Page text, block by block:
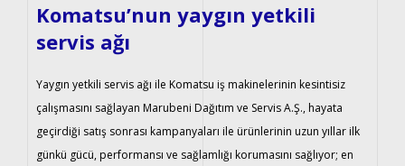
Komatsu’nun yaygın yetkili
servis ağı
Yaygın yetkili servis ağı ile Komatsu iş makinelerinin kesintisiz
çalışmasını sağlayan Marubeni Dağıtım ve Servis A.Ş., hayata
geçirdiği satış sonrası kampanyaları ile ürünlerinin uzun yıllar ilk
günkü gücü, performansı ve sağlamlığı korumasını sağlıyor; en